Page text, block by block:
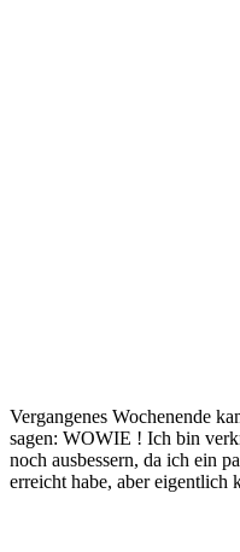
Vergangenes Wochenende
sagen: WOWIE ! Ich bin
noch ausbessern, da ich ein
erreicht habe, aber eigentlich